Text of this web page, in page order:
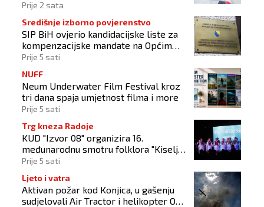
Prije 2 sata
Središnje izborno povjerenstvo
SIP BiH ovjerio kandidacijske liste za
kompenzacijske mandate na Općim
izborima 2026
Prije 5 sati
NUFF
Neum Underwater Film Festival kroz
tri dana spaja umjetnost filma i more
Prije 5 sati
Trg kneza Radoje
KUD "Izvor 08" organizira 16.
međunarodnu smotru folklora "Kiseljak
2026"
Prije 5 sati
Ljeto i vatra
Aktivan požar kod Konjica, u gašenju
sudjelovali Air Tractor i helikopter OS-